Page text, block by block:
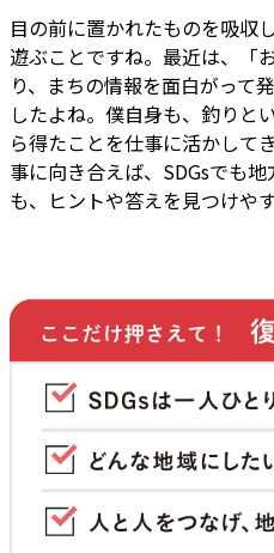
目の前に置かれたものを吸収
遊ぶことですね。最近は、「
り、まちの情報を面白がって
したよね。僕自身も、釣りと
ら得たことを仕事に活かして
事に向き合えば、SDGsでも
も、ヒントや答えを見つけや